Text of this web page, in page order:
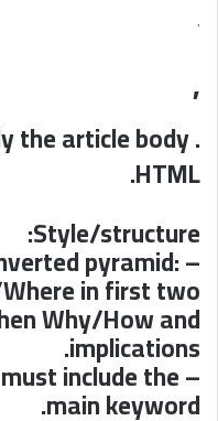
,
,
the article body
HTML.
Style/structure:
pyramid:
in first two
Why/How and
implications.
include the
main keyword.